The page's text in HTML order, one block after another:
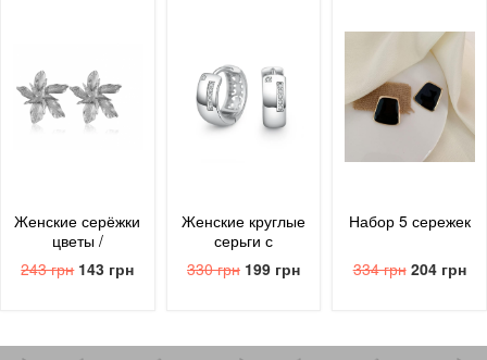
Женские серёжки
цветы /
серебристые
243 грн 143 грн
Женские круглые
серьги с
блестящим
цирконием
330 грн 199 грн
Набор 5 сережек
334 грн 204 грн